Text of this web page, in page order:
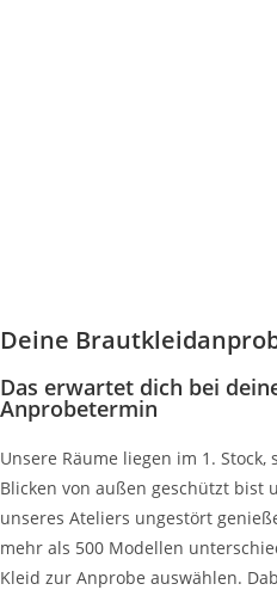
Deine
Das erwartet dich bei
Anprobetermin
Unsere Räume liegen im 1.
Blicken von außen geschützt bist
unseres Ateliers ungestört
mehr als 500 Modellen
Kleid zur Anprobe auswählen.